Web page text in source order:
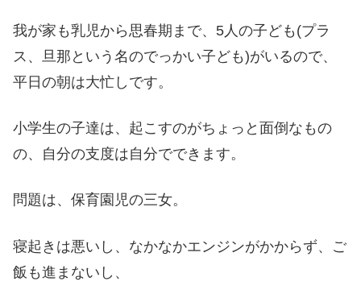
我が家も乳児から思春期まで、5人の子ども(プラ
ス、旦那という名のでっかい子ども)がいるので、
平日の朝は大忙しです。
小学生の子達は、起こすのがちょっと面倒なもの
の、自分の支度は自分でできます。
問題は、保育園児の三女。
寝起きは悪いし、なかなかエンジンがかからず、ご
飯も進まないし、